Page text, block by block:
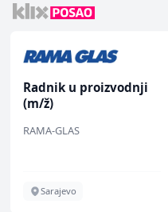
Radnik u proizvodnji
(m/ž)
RAMA-GLAS
Sarajevo